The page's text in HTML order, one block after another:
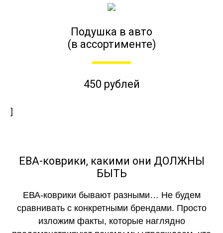
Подушка в авто
(в ассортименте)
450 рублей
]
ЕВА-коврики, какими они ДОЛЖНЫ
БЫТЬ
ЕВА-коврики бывают разными… Не будем
сравнивать с конкретными брендами. Просто
изложим факты, которые наглядно